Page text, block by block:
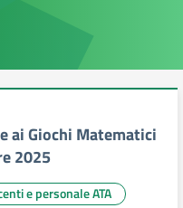
ai Giochi Matematici
2025
e personale ATA